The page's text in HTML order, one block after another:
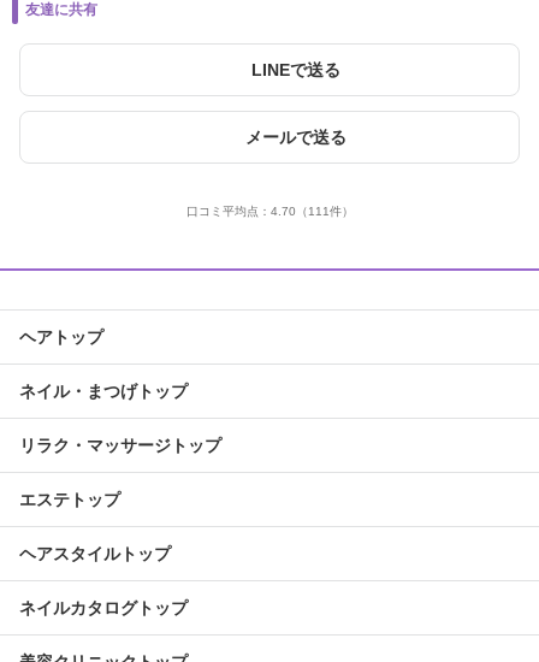
友達に共有
LINEで送る
メールで送る
口コミ平均点： 4.70 （111件）
ヘアトップ
ネイル・まつげトップ
リラク・マッサージトップ
エステトップ
ヘアスタイルトップ
ネイルカタログトップ